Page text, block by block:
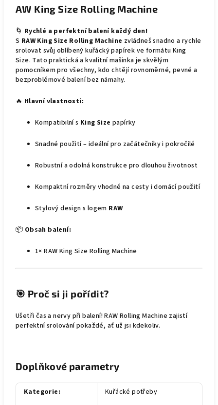
AW King Size Rolling Machine
🌀 Rychlé a perfektní balení každý den!
S RAW King Size Rolling Machine zvládneš snadno a rychle
srolovat svůj oblíbený kuřácký papírek ve formátu King
Size. Tato praktická a kvalitní mašinka je skvělým
pomocníkem pro všechny, kdo chtějí rovnoměrné, pevné a
bezproblémové balení bez námahy.
🔥 Hlavní vlastnosti:
Kompatibilní s King Size papírky
Snadné použití – ideální pro začátečníky i pokročilé
Robustní a odolná konstrukce pro dlouhou životnost
Kompaktní rozměry vhodné na cesty i domácí použití
Stylový design s logem RAW
📦 Obsah balení:
1× RAW King Size Rolling Machine
🎯 Proč si ji pořídit?
Ušetři čas a nervy při balení! RAW Rolling Machine zajistí
perfektní srolování pokaždé, ať už jsi kdekoliv.
Doplňkové parametry
Kategorie:
Kuřácké potřeby